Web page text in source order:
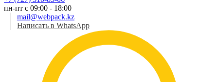
пн-пт с 09:00 - 18:00
mail@webpack.kz
Написать в WhatsApp